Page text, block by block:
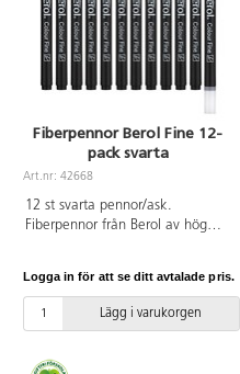
Fiberpennor Berol Fine 12-
pack svarta
Art.nr: 42668
12 st svarta pennor/ask.
Fiberpennor från Berol av hög
färgläggning av lite större ytor
och inte blöder igenom ritpapper.
Ventilerad huv och pennkropp av
från kläder, men skydda alltid
Logga in för att se ditt avtalade pris.
Lägg i varukorgen